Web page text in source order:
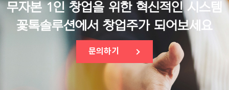
무자본 1인 창업을 위한 혁신적인 시스템
꽃톡솔루션에서 창업주가 되어보세요
문의하기